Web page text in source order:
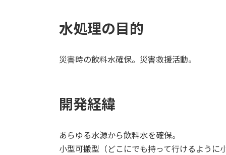
水処理の目的
災害時の飲料水確保。災害救援活動。
開発経緯
あらゆる水源から飲料水を確保。
小型可搬型（どこにでも持って行けるように